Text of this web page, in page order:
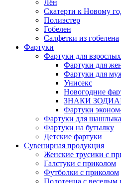
Лён
Скатерти к Новому
Полиэстер
Гобелен
Салфетки из гобелена
Фартуки
Фартуки для взрослых
Фартуки для
Фартуки для
Унисекс
Новогодние
ЗНАКИ
Фартуки
Фартуки для
Фартуки на бутылку
Детские фартуки
Сувенирная продукция
Женские трусики с
Галстуки с приколом
Футболки с приколом
Полотенца с веселым